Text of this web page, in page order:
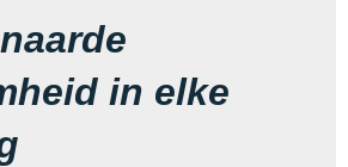
in elke